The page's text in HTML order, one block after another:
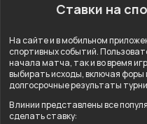
Ставки на
На сайте и в мобильном
спортивных событий.
начала матча, так и во время
выбирать исходы, включая
долгосрочные результаты
В линии представлены все
сделать ставку: